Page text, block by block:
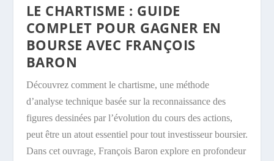
LE CHARTISME : GUIDE
COMPLET POUR GAGNER EN
BOURSE AVEC FRANÇOIS
BARON
Découvrez comment le chartisme, une méthode
d’analyse technique basée sur la reconnaissance des
figures dessinées par l’évolution du cours des actions,
peut être un atout essentiel pour tout investisseur boursier.
Dans cet ouvrage, François Baron explore en profondeur